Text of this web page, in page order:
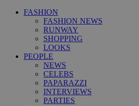
FASHION
FASHION NEWS
RUNWAY
SHOPPING
LOOKS
PEOPLE
NEWS
CELEBS
PAPARAZZI
INTERVIEWS
PARTIES